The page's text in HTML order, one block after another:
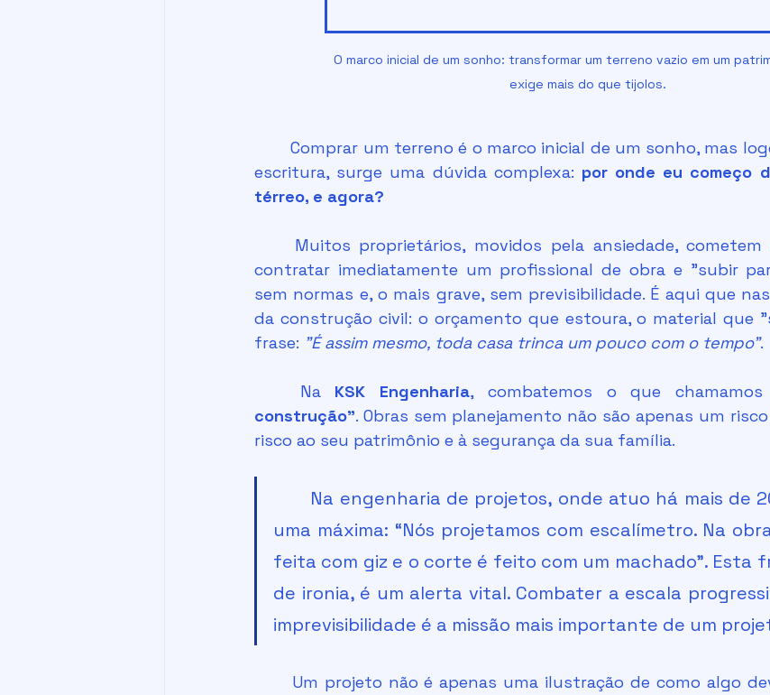
O marco inicial de um sonho: transformar um terreno vazio em um
exige mais do que tijolos.
	Comprar um terreno é o marco inicial de um sonho, mas logo após a euforia da
escritura, surge uma dúvida complexa: por onde eu começo
térreo, e agora?
contratar imediatamente um profissional de obra e "subir
sem normas e, o mais grave, sem previsibilidade. É aqui que
da construção civil: o orçamento que estoura, o material que
frase: "É assim mesmo, toda casa trinca um pouco com o tempo".
	Na
KSK Engenharia, combatemos o que
construção". Obras sem planejamento não são apenas um
risco ao seu patrimônio e à segurança da sua família.
Na engenharia de projetos, onde atuo há mais de
uma máxima: “Nós projetamos com escalímetro. Na
feita com giz e o corte é feito com um machado”. Esta
de ironia, é um alerta vital. Combater a escala
imprevisibilidade é a missão mais importante de um